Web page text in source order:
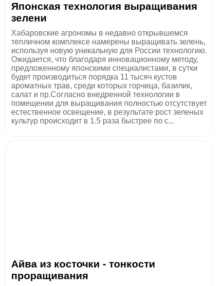
Японская технология выращивания
зелени
Хабаровские агрономы в недавно открывшемся
тепличном комплексе намерены выращивать зелень,
используя новую уникальную для России технологию.
Ожидается, что благодаря инновационному методу,
предложенному японскими специалистами, в сутки
будет производиться порядка 11 тысяч кустов
ароматных трав, среди которых горчица, базилик,
салат и пр.Согласно внедренной технологии в
помещении для выращивания полностью отсутствует
естественное освещение, в результате рост зеленых
культур происходит в 1.5 раза быстрее по с...
Айва из косточки - тонкости
проращивания